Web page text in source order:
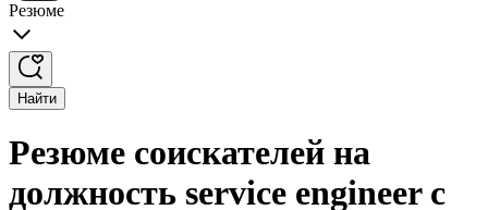
Резюме
Найти
Резюме соискателей на
должность service engineer с